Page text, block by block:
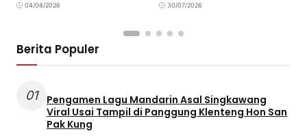
04/08/2026
Pembangunan Daerah
30/07/2026
Berita Populer
01
Pengamen Lagu Mandarin Asal Singkawang
Viral Usai Tampil di Panggung Klenteng Hon San
Pak Kung